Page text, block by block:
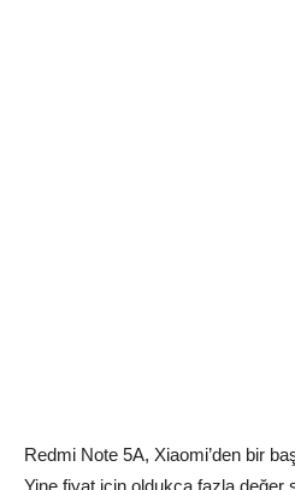
Redmi Note 5A, Xiaomi’den bir